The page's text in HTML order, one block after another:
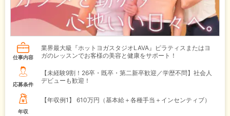
仕事内容
業界最大級『ホットヨガスタジオLAVA』ピラティスまたはヨ
ガのレッスンでお客様の美容と健康をサポート！
応募条件
【未経験9割！26卒・既卒・第二新卒歓迎／学歴不問】社会人
デビューも歓迎！
年収
【年収例1】 610万円（基本給＋各種手当＋インセンティブ）